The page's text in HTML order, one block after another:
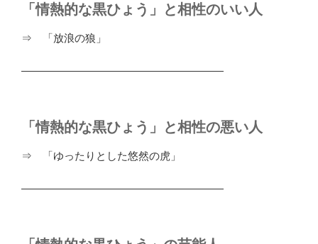
「情熱的な黒ひょう」と相性のいい人
⇒ 「放浪の狼」
―――――――――――――――――――
「情熱的な黒ひょう」と相性の悪い人
⇒ 「ゆったりとした悠然の虎」
―――――――――――――――――――